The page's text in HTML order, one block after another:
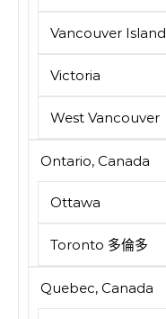
Vancouver Island
Victoria
West Vancouver
Ontario, Canada
Ottawa
Toronto 多倫多
Quebec, Canada